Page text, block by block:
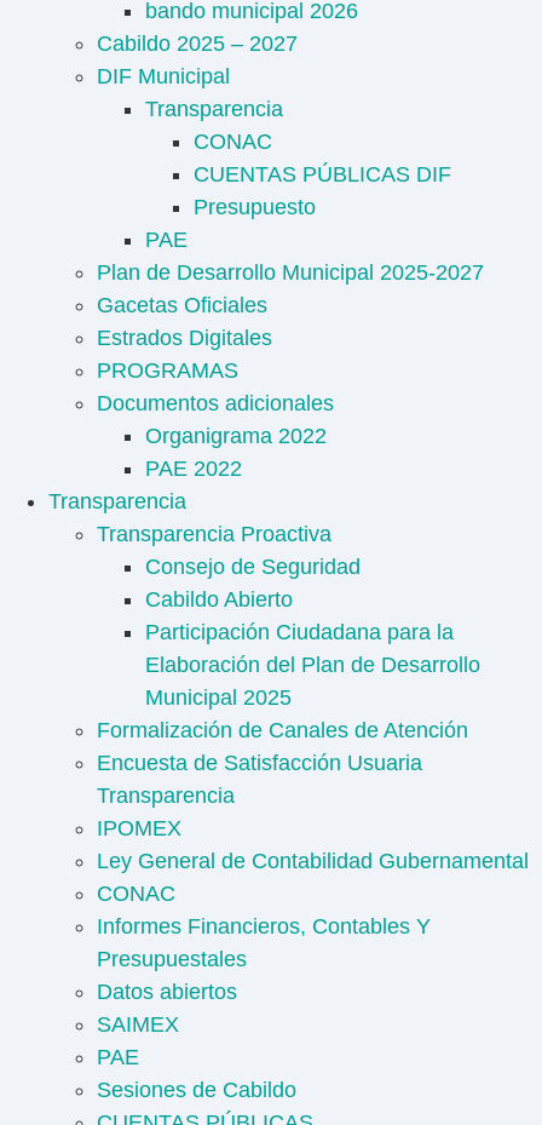
bando municipal 2026
Cabildo 2025 – 2027
DIF Municipal
Transparencia
CONAC
CUENTAS PÚBLICAS DIF
Presupuesto
PAE
Plan de Desarrollo Municipal 2025-2027
Gacetas Oficiales
Estrados Digitales
PROGRAMAS
Documentos adicionales
Organigrama 2022
PAE 2022
Transparencia
Transparencia Proactiva
Consejo de Seguridad
Cabildo Abierto
Participación Ciudadana para la
Elaboración del Plan de Desarrollo
Municipal 2025
Formalización de Canales de Atención
Encuesta de Satisfacción Usuaria
Transparencia
IPOMEX
Ley General de Contabilidad Gubernamental
CONAC
Informes Financieros, Contables Y
Presupuestales
Datos abiertos
SAIMEX
PAE
Sesiones de Cabildo